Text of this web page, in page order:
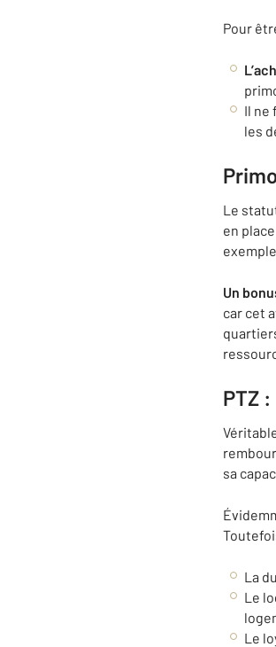
Pour
Il ne
les
Le
en
Un
car cet
PTZ
sa
La
Le
Le